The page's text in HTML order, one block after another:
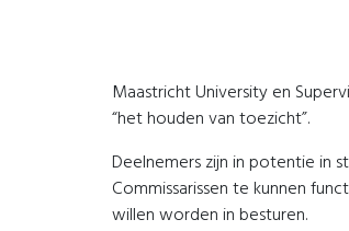
Maastricht University en
“het houden van toezicht”.
Deelnemers zijn in potentie in
Commissarissen te kunnen
willen worden in besturen.